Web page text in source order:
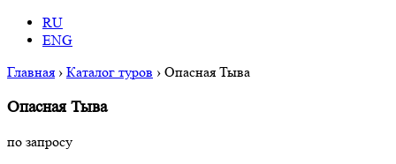
RU
ENG
Главная › Каталог туров › Опасная Тыва
Опасная Тыва
по запросу